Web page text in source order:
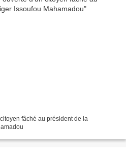
fâché au président de la